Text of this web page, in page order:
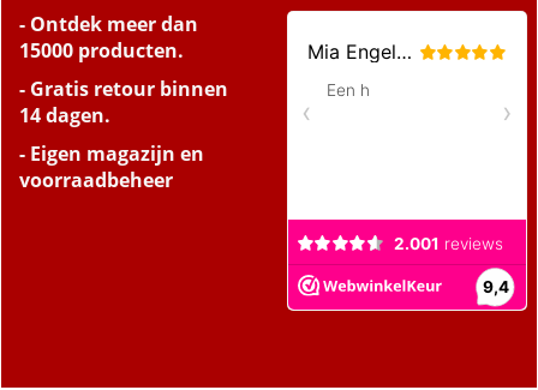
- Ontdek meer dan
15000 producten.
- Gratis retour binnen
14 dagen.
- Eigen magazijn en
voorraadbeheer